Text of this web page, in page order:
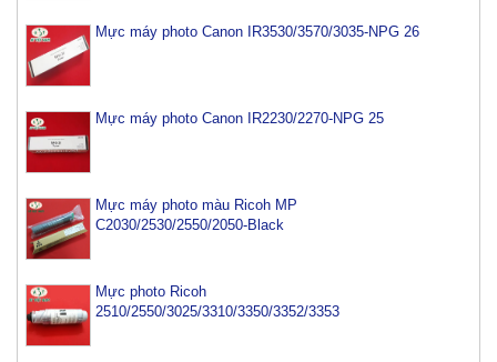
Mực máy photo Canon IR3530/3570/3035-NPG 26
Mực máy photo Canon IR2230/2270-NPG 25
Mực máy photo màu Ricoh MP
C2030/2530/2550/2050-Black
Mực photo Ricoh
2510/2550/3025/3310/3350/3352/3353